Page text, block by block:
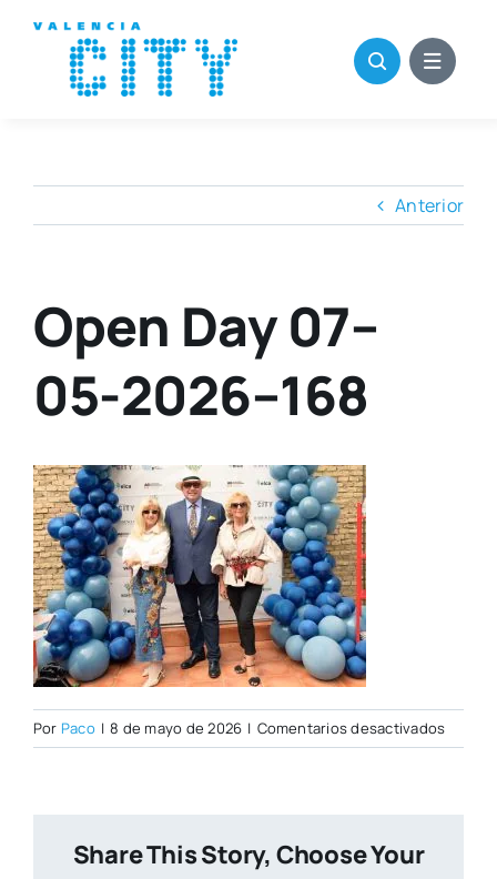
contenido
Anterior
Open Day 07–
05-2026–168
Por Paco | 8 de mayo de 2026 | Comentarios desactivadosen
Open
Share This Story, Choose Your